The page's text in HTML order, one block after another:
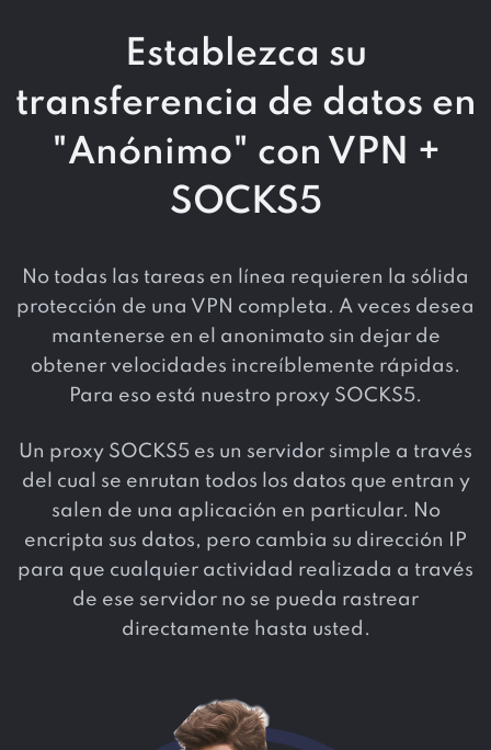
Establezca su
transferencia de datos en
"Anónimo" con VPN +
SOCKS5
No todas las tareas en línea requieren la sólida
protección de una VPN completa. A veces desea
mantenerse en el anonimato sin dejar de
obtener velocidades increíblemente rápidas.
Para eso está nuestro proxy SOCKS5.
Un proxy SOCKS5 es un servidor simple a través
del cual se enrutan todos los datos que entran y
salen de una aplicación en particular. No
encripta sus datos, pero cambia su dirección IP
para que cualquier actividad realizada a través
de ese servidor no se pueda rastrear
directamente hasta usted.